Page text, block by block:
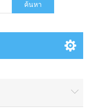
ค้นหา